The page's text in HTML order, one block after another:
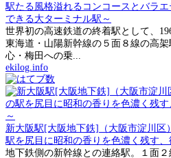
駅たる風格溢れるコンコースとバラ
できる大ターミナル駅～
世界初の高速鉄道の終着駅として、
東海道・山陽新幹線の５面８線の高
心・梅田への乗...
ekilog.info
新大阪駅[大阪地下鉄]（大阪市淀川区
駅を尻目に昭和の香りを色濃く残す
地下鉄側の新幹線との連絡駅。１面